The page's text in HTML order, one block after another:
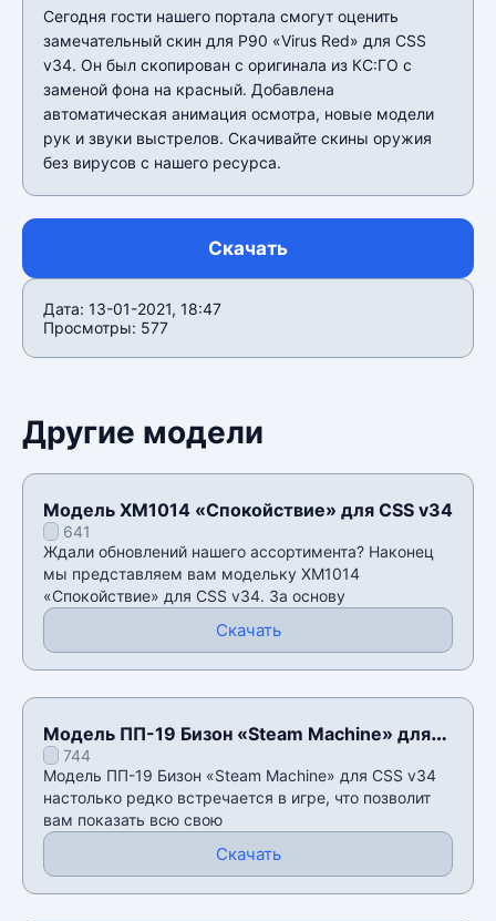
Сегодня гости нашего портала смогут оценить
замечательный скин для P90 «Virus Red» для CSS
v34. Он был скопирован с оригинала из КС:ГО с
заменой фона на красный. Добавлена
автоматическая анимация осмотра, новые модели
рук и звуки выстрелов. Скачивайте скины оружия
без вирусов с нашего ресурса.
Скачать
Дата: 13-01-2021, 18:47
Просмотры: 577
Другие модели
Модель XM1014 «Спокойствие» для CSS v34
641
Ждали обновлений нашего ассортимента? Наконец
мы представляем вам модельку XM1014
«Спокойствие» для CSS v34. За основу
Скачать
Модель ПП-19 Бизон «Steam Machine» для
CSS v34
744
Модель ПП-19 Бизон «Steam Machine» для CSS v34
настолько редко встречается в игре, что позволит
вам показать всю свою
Скачать